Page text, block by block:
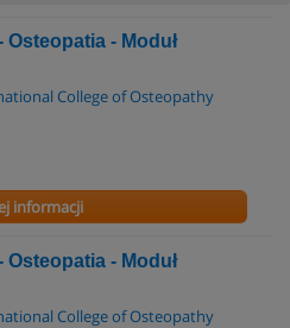
- Moduł
College of Osteopathy
informacji
- Moduł
College of Osteopathy